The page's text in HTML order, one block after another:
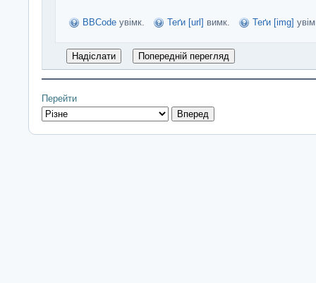
BBCode увімк. Теґи [url] вимк. Теґи [img]
Перейти